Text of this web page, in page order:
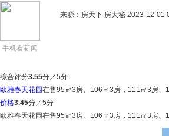
手机看新闻
来源：房天下 房大秘 2023-12-01
综合评分3.55分／5分
欧雅春天花园在售95㎡3房、106㎡3房，111㎡3房
价格3.45分／5分
欧雅春天花园在售95㎡3房、106㎡3房，111㎡3房